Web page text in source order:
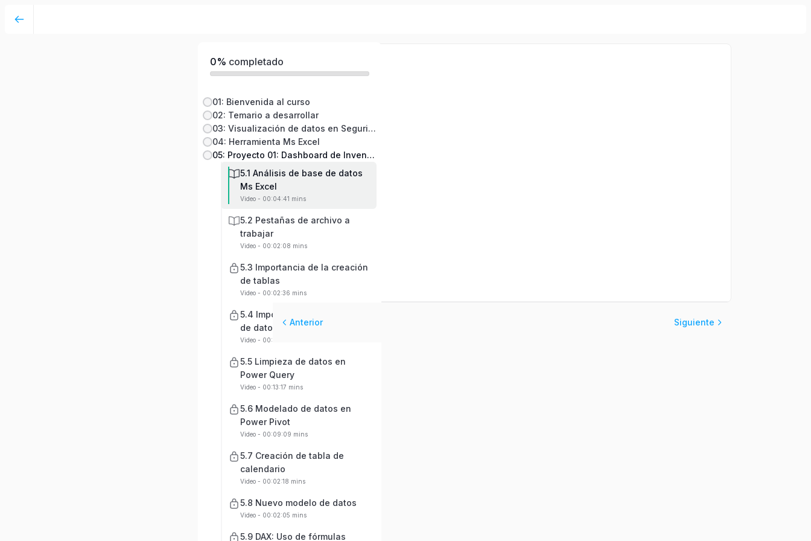
0% completado
01: Bienvenida al curso
02: Temario a desarrollar
03: Visualización de datos en Seguridad y Salud en el Trabajo
04: Herramienta Ms Excel
05: Proyecto 01: Dashboard de Inventario de EPPs
5.1 Análisis de base de datos
Ms Excel
Video - 00:04:41 mins
5.2 Pestañas de archivo a
trabajar
Video - 00:02:08 mins
5.3 Importancia de la creación
de tablas
Video - 00:02:36 mins
5.4 Importando nuestra base
de datos
Video - 00:04:16 mins
5.5 Limpieza de datos en
Power Query
Video - 00:13:17 mins
5.6 Modelado de datos en
Power Pivot
Video - 00:09:09 mins
5.7 Creación de tabla de
calendario
Video - 00:02:18 mins
5.8 Nuevo modelo de datos
Video - 00:02:05 mins
5.9 DAX: Uso de fórmulas
Anterior Siguiente